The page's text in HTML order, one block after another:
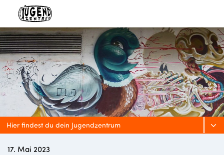
Hier findest du dein Jugendzentrum
17. Mai 2023